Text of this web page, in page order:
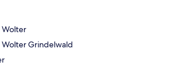
Wolter
Grindelwald